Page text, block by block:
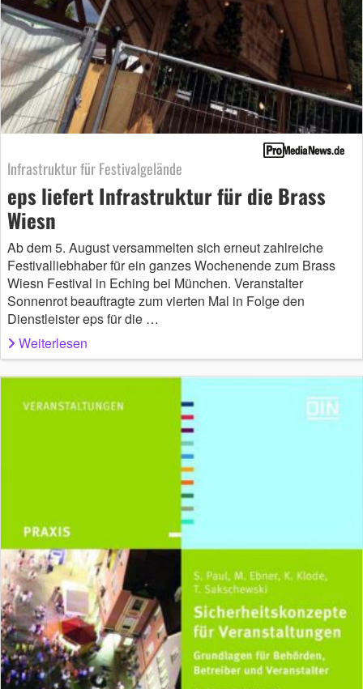
Infrastruktur für Festivalgelände
eps liefert Infrastruktur für die Brass
Wiesn
Ab dem 5. August versammelten sich erneut zahlreiche
Festivalliebhaber für ein ganzes Wochenende zum Brass
Wiesn Festival in Eching bei München. Veranstalter
Sonnenrot beauftragte zum vierten Mal in Folge den
Dienstleister eps für die …
Weiterlesen